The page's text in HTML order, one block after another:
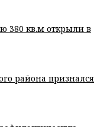
380 кв.м открыли в
района признался